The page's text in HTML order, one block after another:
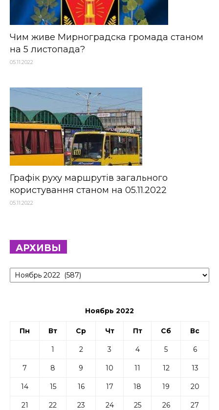
Чим живе Мирноградска громада станом
на 5 листопада?
05.11.2022
Графік руху маршрутів загального
користування станом на 05.11.2022
05.11.2022
АРХИВЫ
Архивы
Ноябрь 2022
Пн Вт Ср Чт Пт Сб Вс
1 2 3 4 5 6
7 8 9 10 11 12 13
14 15 16 17 18 19 20
21 22 23 24 25 26 27